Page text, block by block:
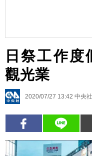
日祭工作
觀光業
2020/07/27 13:42 中央社